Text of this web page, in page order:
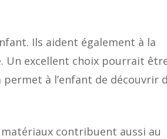
Ils aident également à la
Un excellent choix pourrait
à l’enfant de découvrir
contribuent aussi au